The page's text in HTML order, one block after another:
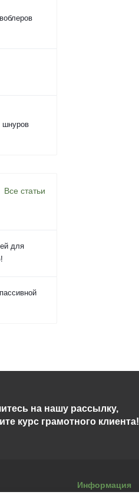
шнуров
Все статьи
для
на нашу рассылку,
курс грамотного клиента!
Информация